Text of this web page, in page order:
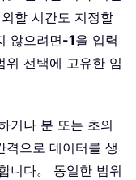
할 시간도 지정할
않으려면-1을 입력
위 선택에 고유한 임
거나 분 또는 초의
격으로 데이터를 생
니다。 동일한 범위